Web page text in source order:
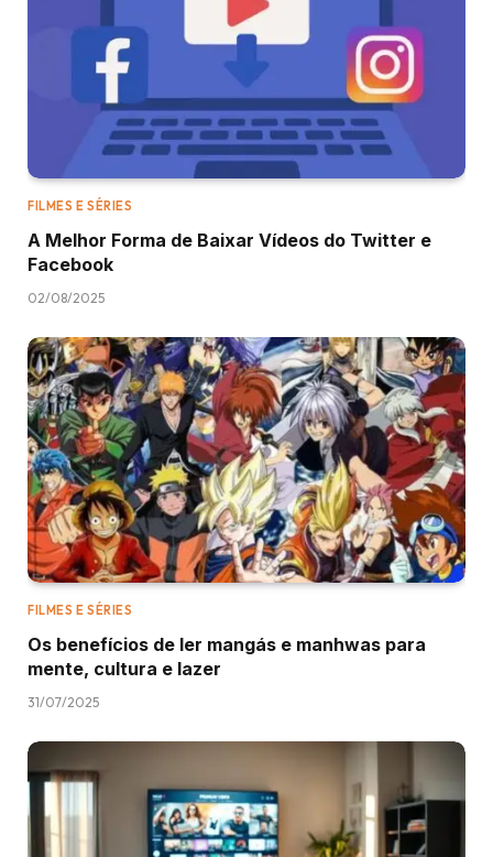
FILMES E SÉRIES
A Melhor Forma de Baixar Vídeos do Twitter e
Facebook
02/08/2025
FILMES E SÉRIES
Os benefícios de ler mangás e manhwas para
mente, cultura e lazer
31/07/2025